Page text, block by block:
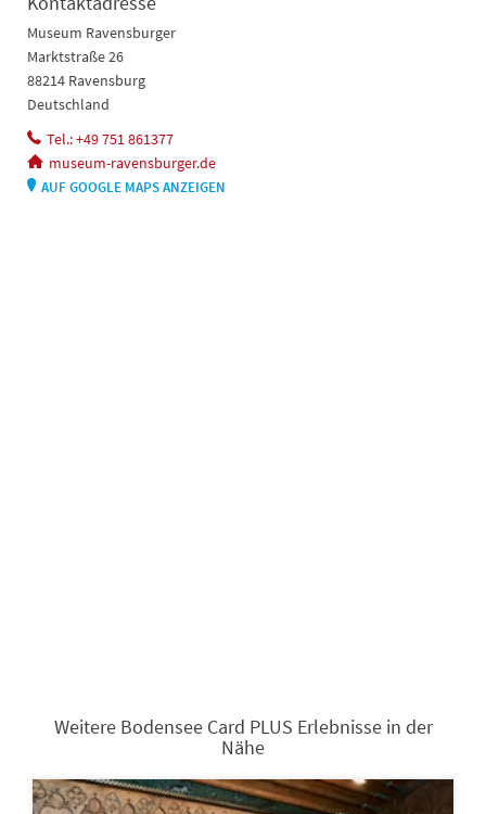
Museum Ravensburger
Marktstraße 26
88214 Ravensburg
Deutschland
Tel.: +49 751 861377
museum-ravensburger.de
AUF GOOGLE MAPS ANZEIGEN
Weitere Bodensee Card PLUS Erlebnisse in der
Nähe